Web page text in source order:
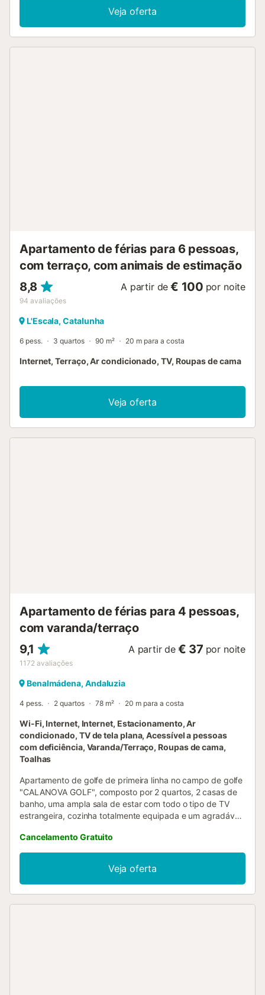
Wi-Fi de alta velocidade (adequado para chamadas de
vídeo), uma televisão, bem como ar condicionado. Um
berço e uma cadeira alta também estão disponíveis. Este
Veja oferta
Apartamento de férias para 6 pessoas,
com terraço, com animais de estimação
8,8
94 avaliações
A partir de € 100 por noite
L'Escala, Catalunha
6 pess. 3 quartos 90 m² 20 m para a costa
Internet, Terraço, Ar condicionado, TV, Roupas de cama
Veja oferta
Apartamento de férias para 4 pessoas,
com varanda/terraço
9,1
1172 avaliações
A partir de € 37 por noite
Benalmádena, Andaluzia
4 pess. 2 quartos 78 m² 20 m para a costa
Wi-Fi, Internet, Internet, Estacionamento, Ar
condicionado, TV de tela plana, Acessível a pessoas
com deficiência, Varanda/Terraço, Roupas de cama,
Toalhas
Apartamento de golfe de primeira linha no campo de golfe
"CALANOVA GOLF", composto por 2 quartos, 2 casas de
banho, uma ampla sala de estar com todo o tipo de TV
estrangeira, cozinha totalmente equipada e um agradável
privada, fica apenas a 10 minutos das famosas Marbella e
Fuengirola, bem como a 25 minutos do aeroporto
internacional de Málaga.Em Mijas Costa, no coração da
Costa del Sol, o Calanova GRAND Golf tem uma
localização única e privilegiada, rodeado por instalações
Cancelamento Gratuito
Veja oferta